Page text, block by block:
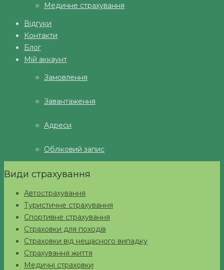
Медичне страхування
Відгуки
Контакти
Блог
Мій аккаунт
Замовлення
Завантаження
Адреси
Обліковий запис
Види страхування
Автострахування
Туристичне страхування
Спортивне страхування
Страховки для походів
Страховки від нещасного випадку
Страхування життя
Медичні страховки